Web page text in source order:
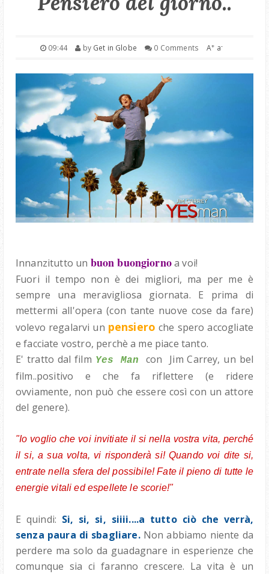
PRODUCTS
REVIEWS
SHOPS
09:44 by Get in Globe 0 Comments A+ a-
Innanzitutto un buon buongiornoa voi!
Fuori il tempo non è dei migliori, ma per me è
sempre una meravigliosa giornata. E prima di
mettermi all'opera (con tante nuove cose da fare)
volevo regalarvi un pensiero che spero accogliate
e facciate vostro, perchè a me piace tanto.
E' tratto dal film Yes Man
con Jim Carrey, un bel
film..positivo e che fa riflettere (e ridere
ovviamente, non può che essere così con un attore
del genere).
"Io voglio che voi invitiate il si nella vostra vita, perché
il si, a sua volta, vi risponderà si! Quando voi dite si,
entrate nella sfera del possibile! Fate il pieno di tutte le
energie vitali ed espellete le scorie!"
E quindi: Si, si, si, siiii....a tutto ciò che verrà,
senza paura di sbagliare.Non abbiamo niente da
perdere ma solo da guadagnare in esperienze che
comunque sia ci faranno crescere. La vita è un